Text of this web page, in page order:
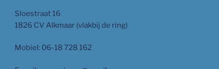
Sloestraat 16
1826 CV Alkmaar (vlakbij de ring)
Mobiel: 06-18 728 162